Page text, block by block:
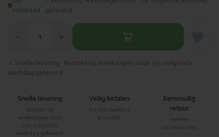
voorraad
geleverd
− 1 +
✓ Snelle levering · Besteld op weekdagen voor 13u, volgende
werkdag geleverd
Snelle levering
Besteld op
weekdagen voor
13u, volgende
werkdag geleverd
Veilig betalen
Via betrouwbare
providers
Eenvoudig
retour
Heldere
voorwaarden